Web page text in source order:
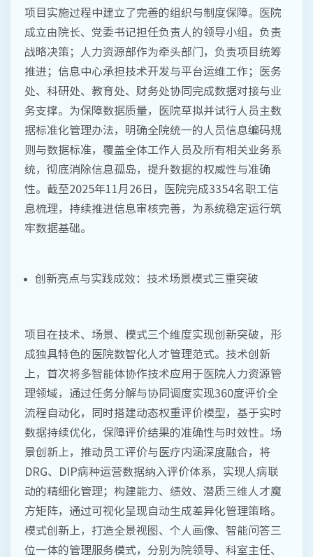
项目实施过程中建立了完善的组织与制度保障。医院
成立由院长、党委书记担任负责人的领导小组，负责
战略决策；人力资源部作为牵头部门，负责项目统筹
推进；信息中心承担技术开发与平台运维工作；医务
处、科研处、教育处、财务处协同完成数据对接与业
务支撑。为保障数据质量，医院草拟并试行人员主数
据标准化管理办法，明确全院统一的人员信息编码规
则与数据标准，覆盖全体工作人员及所有相关业务系
统，彻底消除信息孤岛，提升数据的权威性与准确
性。截至2025年11月26日，医院完成3354名职工信
息梳理，持续推进信息审核完善，为系统稳定运行筑
牢数据基础。
创新亮点与实践成效：技术场景模式三重突破
项目在技术、场景、模式三个维度实现创新突破，形
成独具特色的医院数智化人才管理范式。技术创新
上，首次将多智能体协作技术应用于医院人力资源管
理领域，通过任务分解与协同调度实现360度评价全
流程自动化，同时搭建动态权重评价模型，基于实时
数据持续优化，保障评价结果的准确性与时效性。场
景创新上，推动员工评价与医疗内涵深度融合，将
DRG、DIP病种运营数据纳入评价体系，实现人病联
动的精细化管理；构建能力、绩效、潜质三维人才魔
方矩阵，通过可视化呈现自动生成差异化管理策略。
模式创新上，打造全景视图、个人画像、智能问答三
位一体的管理服务模式，分别为院领导、科室主任、